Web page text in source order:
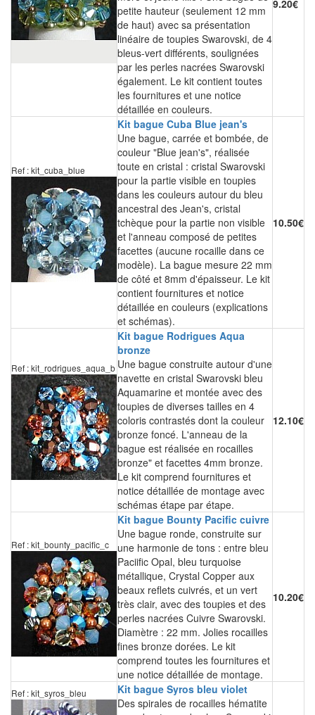
petite hauteur (seulement 12 mm
de haut) avec sa présentation
linéaire de toupies Swarovski, de 4
bleus-vert différents, soulignées
par les perles nacrées Swarovski
également. Le kit contient toutes
les fournitures et une notice
détaillée en couleurs.
9.20€
Ref : kit_cuba_blue
Kit bague Cuba Blue jean's
Une bague, carrée et bombée, de
couleur "Blue jean's", réalisée
toute en cristal : cristal Swarovski
pour la partie visible en toupies
dans les couleurs autour du bleu
ancestral des Jean's, cristal
tchèque pour la partie non visible
et l'anneau composé de petites
facettes (aucune rocaille dans ce
modèle). La bague mesure 22 mm
de côté et 8mm d'épaisseur. Le kit
contient fournitures et notice
détaillée en couleurs (explications
et schémas).
10.50€
Ref : kit_rodrigues_aqua_b
Kit bague Rodrigues Aqua
bronze
Une bague construite autour d'une
navette en cristal Swarovski bleu
Aquamarine et montée avec des
toupies de diverses tailles en 4
coloris contrastés dont la couleur
bronze foncé. L'anneau de la
bague est réalisée en rocailles
bronze" et facettes 4mm bronze.
Le kit comprend fournitures et
notice détaillée de montage avec
schémas étape par étape.
12.10€
Ref : kit_bounty_pacific_c
Kit bague Bounty Pacific cuivre
Une bague ronde, construite sur
une harmonie de tons : entre bleu
Paciific Opal, bleu turquoise
métallique, Crystal Copper aux
beaux reflets cuivrés, et un vert
très clair, avec des toupies et des
perles nacrées Cuivre Swarovski.
Diamètre : 22 mm. Jolies rocailles
fines bronze dorées. Le kit
comprend toutes les fournitures et
une notice détaillée de montage.
10.20€
Ref : kit_syros_bleu
Kit bague Syros bleu violet
Des spirales de rocailles hématite